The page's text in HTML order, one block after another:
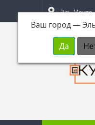
Эль-Монте
Ваш город —